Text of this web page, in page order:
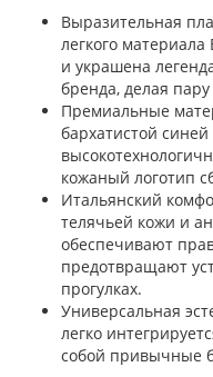
Выразительная
легкого материала
и украшена
бренда, делая
Премиальные
бархатистой
кожаный логотип
Итальянский
телячьей кожи и
обеспечивают
предотвращают
прогулках.
Универсальная
легко
собой привычные